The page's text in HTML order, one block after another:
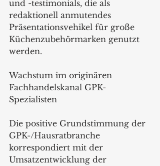
und -testimonials, die als
redaktionell anmutendes
Präsentationsvehikel für große
Küchenzubehörmarken genutzt
werden.
Wachstum im originären
Fachhandelskanal GPK-
Spezialisten
Die positive Grundstimmung der
GPK-/Hausratbranche
korrespondiert mit der
Umsatzentwicklung der